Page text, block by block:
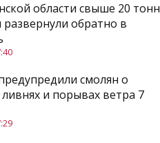
области свыше 20 тонн
обратно в
смолян о
и порывах ветра 7